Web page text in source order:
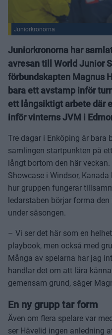
Juniorkronorna
Juniorkronorna har
avresan till World Junior
förbundskapten Magnus
bara ett avstamp inför
ett långsiktigt arbete där
inför vinterns JVM i
Tre dagar i Enköping är bara
samlingen startpunkten på
långt bortom den här
Showcase i Windsor,
hur gruppen fungerar
ledarstaben börjar forma
under säsongen.
– Vi ser det här som en
playbook, men också med
Många av spelarna har jag
handlar det om att lära
gemensam grund, säger
En ny grupp tar form
Även om flera spelare var
ser Hävelid ingen anledning